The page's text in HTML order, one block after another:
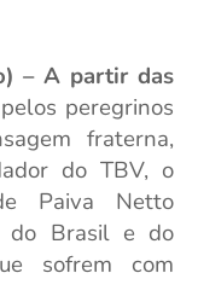
– A partir das
peregrinos
fraterna,
do TBV, o
Paiva Netto
do Brasil e do
sofrem com